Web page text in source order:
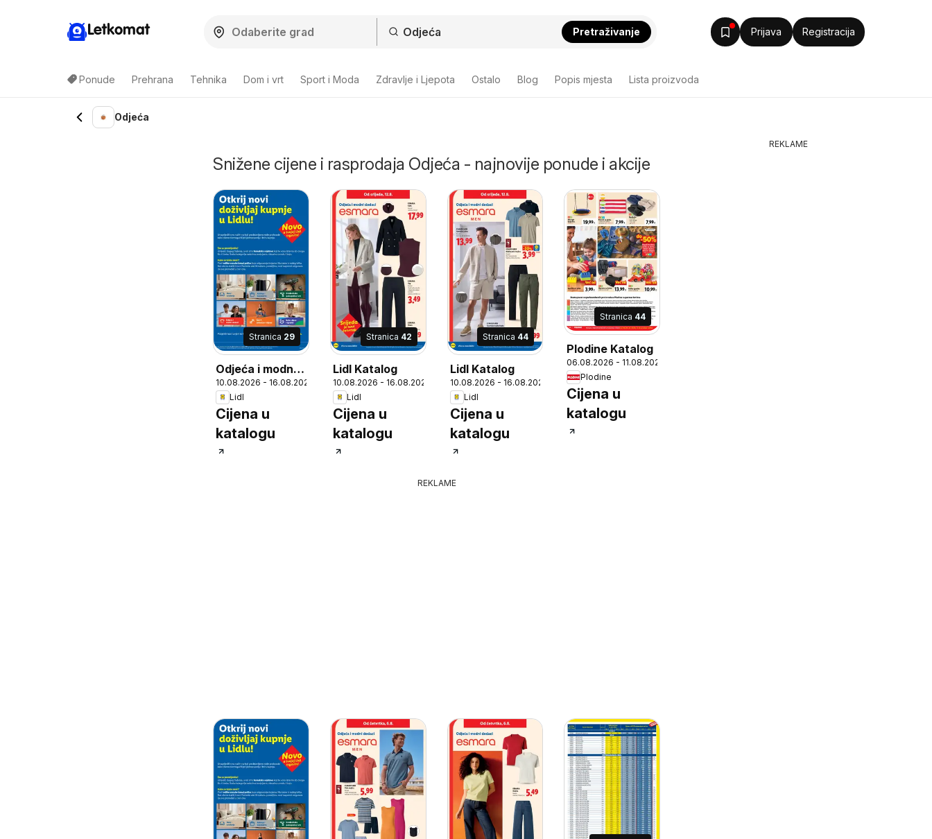
Letkomat Pretraživanje Prijava Registracija
Ponude Prehrana Tehnika Dom i vrt Sport i Moda Zdravlje i Ljepota Ostalo Blog Popis mjesta Lista proizvoda
Odjeća
Snižene cijene i rasprodaja Odjeća - najnovije ponude i akcije
Stranica 29
Odjeća i modni
dodaci, Slika
prikazuje par
koji nosi odjeću.
10.08.2026 - 16.08.2026
Lidl
Cijena u
katalogu
Stranica 42
Lidl Katalog
10.08.2026 - 16.08.2026
Lidl
Cijena u
katalogu
Stranica 44
Lidl Katalog
10.08.2026 - 16.08.2026
Lidl
Cijena u
katalogu
Stranica 44
Plodine Katalog
06.08.2026 - 11.08.2026
Plodine
Cijena u
katalogu
REKLAME
REKLAME